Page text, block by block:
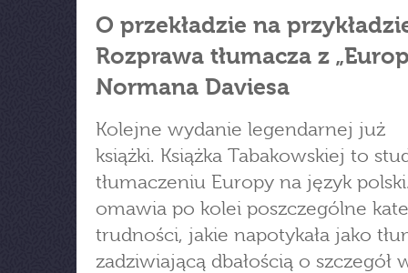
O przekładzie na
Rozprawa tłumacza z
Normana Daviesa
Kolejne wydanie legendarnej już
książki. Książka Tabakowskiej to
tłumaczeniu Europy na język
omawia po kolei poszczególne
trudności, jakie napotykała jako
zadziwiającą dbałością o szczegół